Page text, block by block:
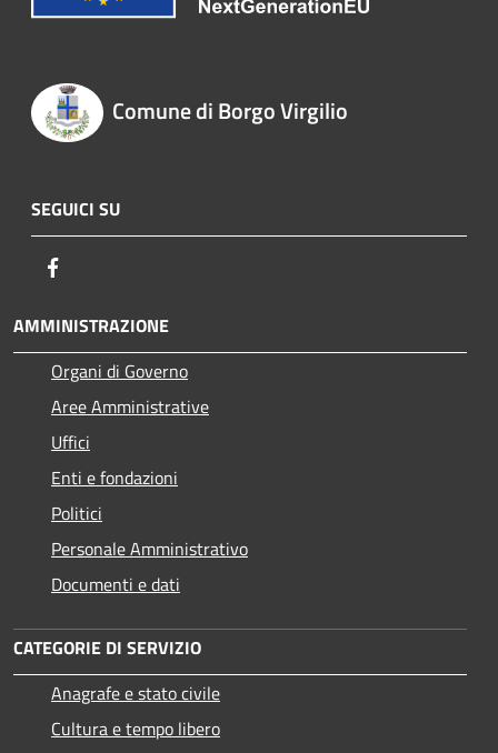
Comune di Borgo Virgilio
SEGUICI SU
AMMINISTRAZIONE
Organi di Governo
Aree Amministrative
Uffici
Enti e fondazioni
Politici
Personale Amministrativo
Documenti e dati
CATEGORIE DI SERVIZIO
Anagrafe e stato civile
Cultura e tempo libero